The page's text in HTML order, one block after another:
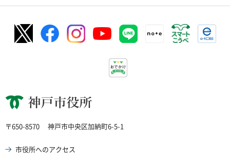
神戸市役所
〒650-8570 神戸市中央区加納町6-5-1
市役所へのアクセス